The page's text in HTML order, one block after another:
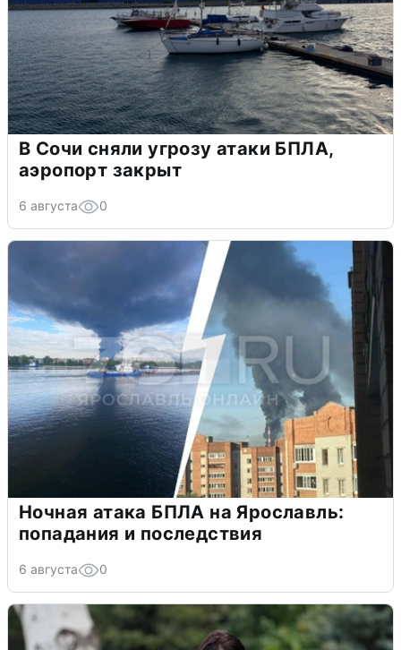
В Сочи сняли угрозу атаки БПЛА,
аэропорт закрыт
6 августа 0
Ночная атака БПЛА на Ярославль:
попадания и последствия
6 августа 0